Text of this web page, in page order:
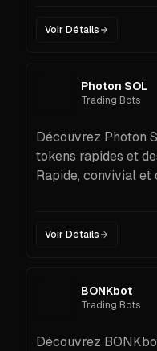
sélectionnées.
traders actifs.
Voir Détails
Photon SOL
Trading Bots
Découvrez Photon
tokens rapides et
Rapide, convivial
Voir Détails
BONKbot
Trading Bots
Découvrez